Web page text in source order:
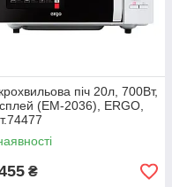
піч 20л, 700Вт,
(EM-2036), ERGO,
₴